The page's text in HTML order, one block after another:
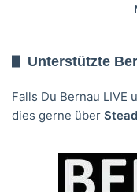
Unterstützte
Falls Du Bernau LIVE
dies gerne über